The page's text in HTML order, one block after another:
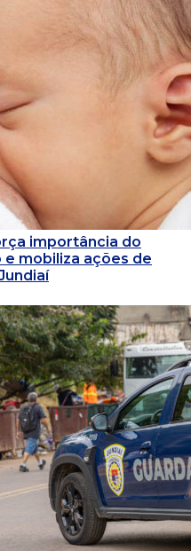
importância do
mobiliza ações de